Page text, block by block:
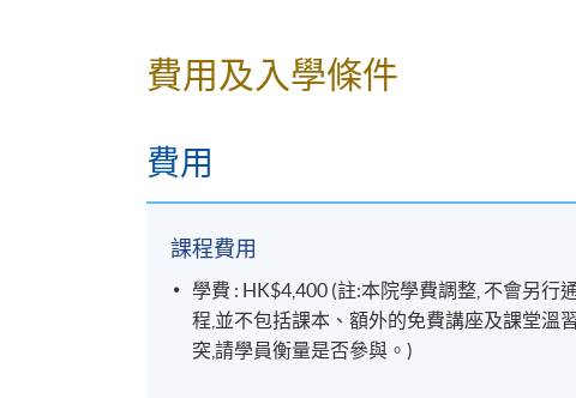
16
17
節日
18 Unit 9-2
費用及入學條件
費用
課程費用
學費 : HK$4,400 (註:本院學費調整, 不會另
程,並不包括課本、額外的免費講座及課堂溫
突,請學員衡量是否參與。)